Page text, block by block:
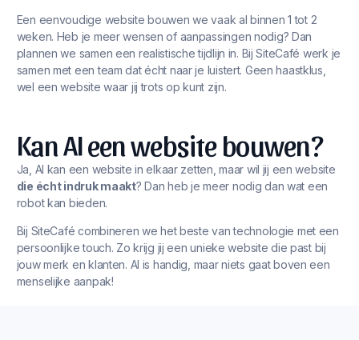
Een eenvoudige website bouwen we vaak al binnen 1 tot 2
weken. Heb je meer wensen of aanpassingen nodig? Dan
plannen we samen een realistische tijdlijn in. Bij SiteCafé werk je
samen met een team dat écht naar je luistert. Geen haastklus,
wel een website waar jij trots op kunt zijn.
Kan AI een website bouwen?
Ja, AI kan een website in elkaar zetten, maar wil jij een website
die écht indruk maakt? Dan heb je meer nodig dan wat een
robot kan bieden.
Bij SiteCafé combineren we het beste van technologie met een
persoonlijke touch. Zo krijg jij een unieke website die past bij
jouw merk en klanten. AI is handig, maar niets gaat boven een
menselijke aanpak!